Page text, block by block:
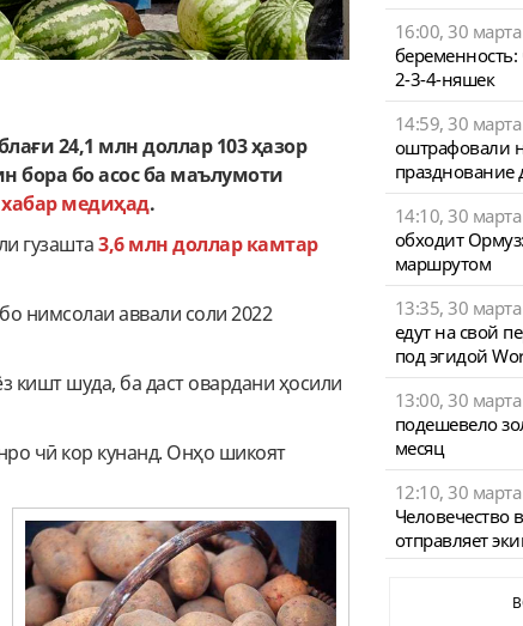
24,1 млн доллар 103 ҳазор
бора бо асос ба маълумоти
хабар медиҳад.
гузашта3,6 млн доллар камтар
нимсолаи аввали соли 2022
кишт шуда, ба даст овардани ҳосили
чӣ кор кунанд. Онҳо шикоят
16:00, 30 марта
2-3-4-няшек
14:59, 30 марта
оштрафовали
14:10, 30 марта
обходит
маршрутом
13:35, 30 марта
едут на свой
под эгидой
13:00, 30 марта
подешевело
месяц
12:10, 30 марта
Человечество
отправляет